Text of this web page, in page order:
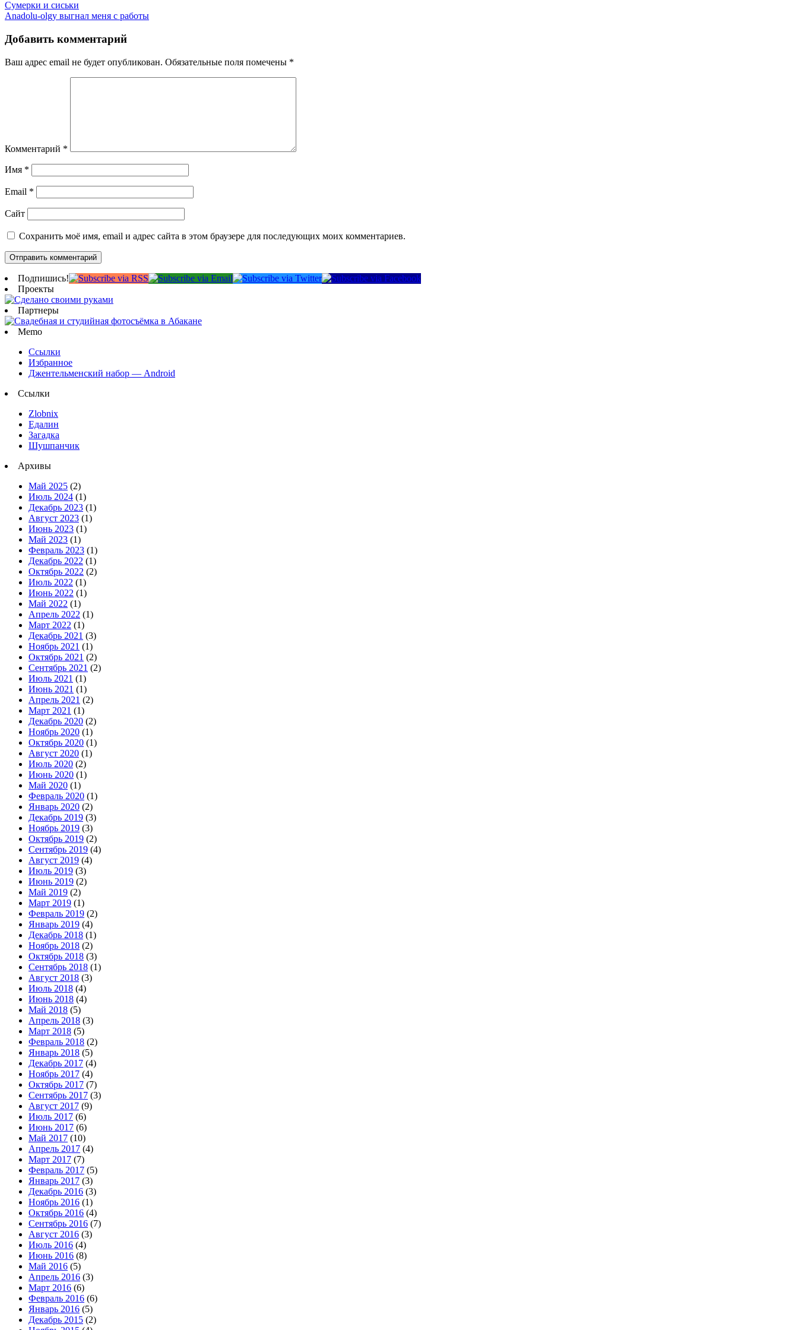
Сумерки и сиськи
Anadolu-olgy выгнал меня с работы
Добавить комментарий
Ваш адрес email не будет опубликован. Обязательные поля помечены *
Комментарий *
Имя *
Email *
Сайт
Сохранить моё имя, email и адрес сайта в этом браузере для последующих моих комментариев.
Подпишись!
Проекты
Партнеры
Memo
Ссылки
Избранное
Джентельменский набор — Android
Ссылки
Zlobnix
Едалин
Загадка
Шушпанчик
Архивы
Май 2025 (2)
Июль 2024 (1)
Декабрь 2023 (1)
Август 2023 (1)
Июнь 2023 (1)
Май 2023 (1)
Февраль 2023 (1)
Декабрь 2022 (1)
Октябрь 2022 (2)
Июль 2022 (1)
Июнь 2022 (1)
Май 2022 (1)
Апрель 2022 (1)
Март 2022 (1)
Декабрь 2021 (3)
Ноябрь 2021 (1)
Октябрь 2021 (2)
Сентябрь 2021 (2)
Июль 2021 (1)
Июнь 2021 (1)
Апрель 2021 (2)
Март 2021 (1)
Декабрь 2020 (2)
Ноябрь 2020 (1)
Октябрь 2020 (1)
Август 2020 (1)
Июль 2020 (2)
Июнь 2020 (1)
Май 2020 (1)
Февраль 2020 (1)
Январь 2020 (2)
Декабрь 2019 (3)
Ноябрь 2019 (3)
Октябрь 2019 (2)
Сентябрь 2019 (4)
Август 2019 (4)
Июль 2019 (3)
Июнь 2019 (2)
Май 2019 (2)
Март 2019 (1)
Февраль 2019 (2)
Январь 2019 (4)
Декабрь 2018 (1)
Ноябрь 2018 (2)
Октябрь 2018 (3)
Сентябрь 2018 (1)
Август 2018 (3)
Июль 2018 (4)
Июнь 2018 (4)
Май 2018 (5)
Апрель 2018 (3)
Март 2018 (5)
Февраль 2018 (2)
Январь 2018 (5)
Декабрь 2017 (4)
Ноябрь 2017 (4)
Октябрь 2017 (7)
Сентябрь 2017 (3)
Август 2017 (9)
Июль 2017 (6)
Июнь 2017 (6)
Май 2017 (10)
Апрель 2017 (4)
Март 2017 (7)
Февраль 2017 (5)
Январь 2017 (3)
Декабрь 2016 (3)
Ноябрь 2016 (1)
Октябрь 2016 (4)
Сентябрь 2016 (7)
Август 2016 (3)
Июль 2016 (4)
Июнь 2016 (8)
Май 2016 (5)
Апрель 2016 (3)
Март 2016 (6)
Февраль 2016 (6)
Январь 2016 (5)
Декабрь 2015 (2)